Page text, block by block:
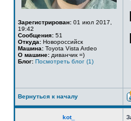
Зарегистрирован: 01 июл 2017,
19:42
Сообщения: 51
Откуда: Новороссийск
Машина: Toyota Vista Ardeo
О машине: диванчик =)
Блог: Посмотреть блог (1)
Вернуться к началу
kot_